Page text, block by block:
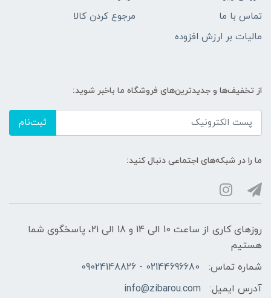
تماس با ما
مرجوع کردن کالا
مالیات بر ارزش افزوده
از تخفیف‌ها و جدیدترین‌های فروشگاه ما باخبر شوید:
ثبت‌نام
ما را در شبکه‌های اجتماعی دنبال کنید:
روزهای کاری از ساعت 10 الی 14 و 18 الی 21، پاسخگوی شما
هستیم
شماره تماس:
02144696680 - 09024148826
آدرس ایمیل:
info@zibarou.com